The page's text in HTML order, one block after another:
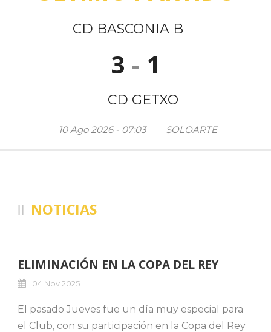
CD BASCONIA B
3 - 1
CD GETXO
10 Ago 2026 - 07:03 SOLOARTE
NOTICIAS
ELIMINACIÓN EN LA COPA DEL REY
04 Nov 2025
El pasado Jueves fue un día muy especial para
el Club, con su participación en la Copa del Rey